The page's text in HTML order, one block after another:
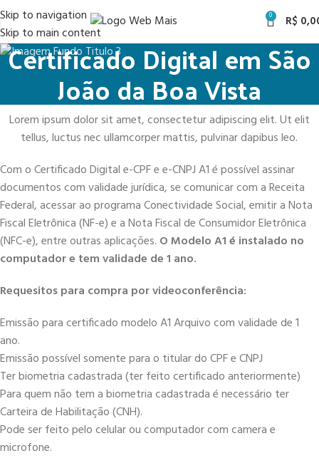
Skip to navigation
Skip to main content
0 R$
Certificado Digital em São
João da Boa Vista
Lorem ipsum dolor sit amet, consectetur adipiscing elit. Ut elit
tellus, luctus nec ullamcorper mattis, pulvinar dapibus leo.
Com o Certificado Digital e-CPF e e-CNPJ A1 é possível assinar
documentos com validade jurídica, se comunicar com a Receita
Federal, acessar ao programa Conectividade Social, emitir a Nota
Fiscal Eletrônica (NF-e) e a Nota Fiscal de Consumidor Eletrônica
(NFC-e), entre outras aplicações. O Modelo A1 é instalado no
computador e tem validade de 1 ano.
Requesitos para compra por videoconferência:
Emissão para certificado modelo A1 Arquivo com validade de 1
ano.
Emissão possível somente para o titular do CPF e CNPJ
Ter biometria cadastrada (ter feito certificado anteriormente)
Para quem não tem a biometria cadastrada é necessário ter
Carteira de Habilitação (CNH).
Pode ser feito pelo celular ou computador com camera e
microfone.